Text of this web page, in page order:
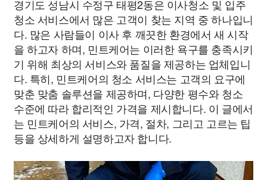
경기도 성남시 수정구 태평2동은 이사청소 및 입주
청소 서비스에서 많은 고객이 찾는 지역 중 하나입니
다. 많은 사람들이 이사 후 깨끗한 환경에서 새 시작
을 하고자 하며, 민트케어는 이러한 욕구를 충족시키
기 위해 최상의 서비스와 품질을 제공하는 업체입니
다. 특히, 민트케어의 청소 서비스는 고객의 요구에
맞춘 맞춤 솔루션을 제공하며, 다양한 평수와 청소
수준에 따라 합리적인 가격을 제시합니다. 이 글에서
는 민트케어의 서비스, 가격, 절차, 그리고 고르는 팁
등을 상세하게 설명하고자 합니다.